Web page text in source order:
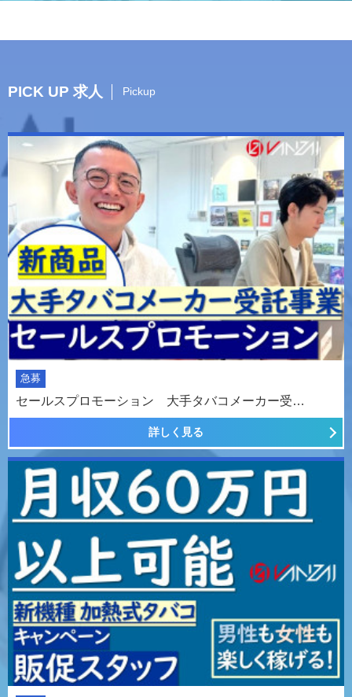
PICK UP 求人 Pickup
急募
セールスプロモーション 大手タバコメーカー受…
詳しく見る